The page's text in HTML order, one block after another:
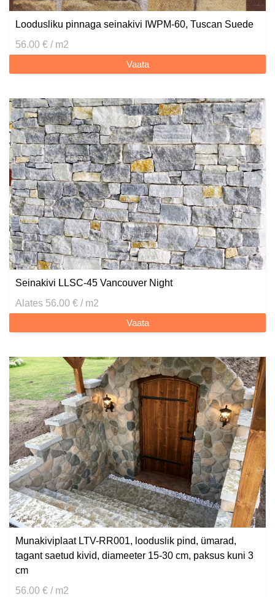
Loodusliku pinnaga seinakivi IWPM-60, Tuscan Suede
56.00 € / m2
Vaata
Seinakivi LLSC-45 Vancouver Night
Alates 56.00 € / m2
Vaata
Munakiviplaat LTV-RR001, looduslik pind, ümarad,
tagant saetud kivid, diameeter 15-30 cm, paksus kuni 3
cm
56.00 € / m2